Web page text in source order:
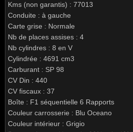
Kms (non garantis) : 77013
Conduite : à gauche
Carte grise : Normale
Nb de places assises : 4
Nb cylindres : 8 en V
Cylindrée : 4691 cm3
Carburant : SP 98
CV Din : 440
CV fiscaux : 37
Boîte : F1 séquentielle 6 Rapports
Couleur carrosserie : Blu Oceano
Couleur intérieur : Grigio